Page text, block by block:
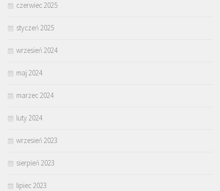
czerwiec 2025
styczeń 2025
wrzesień 2024
maj 2024
marzec 2024
luty 2024
wrzesień 2023
sierpień 2023
lipiec 2023